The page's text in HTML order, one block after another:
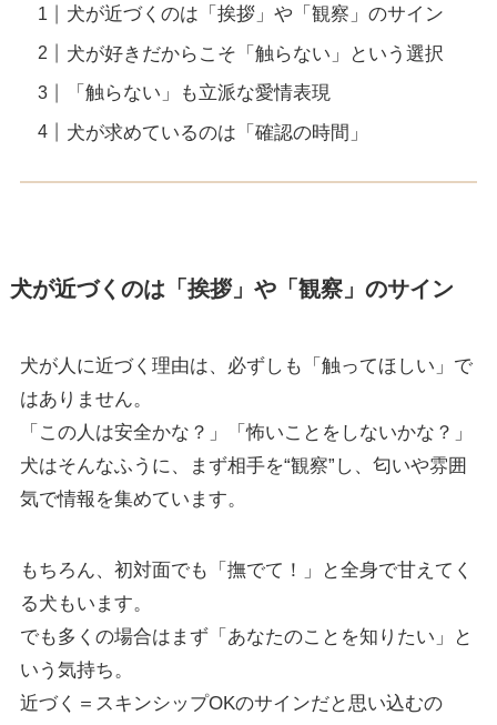
犬が近づくのは「挨拶」や「観察」のサイン
犬が好きだからこそ「触らない」という選択
「触らない」も立派な愛情表現
犬が求めているのは「確認の時間」
犬が近づくのは「挨拶」や「観察」のサイン
犬が人に近づく理由は、必ずしも「触ってほしい」で
はありません。
「この人は安全かな？」「怖いことをしないかな？」
犬はそんなふうに、まず相手を“観察”し、匂いや雰囲
気で情報を集めています。
もちろん、初対面でも「撫でて！」と全身で甘えてく
る犬もいます。
でも多くの場合はまず「あなたのことを知りたい」と
いう気持ち。
近づく＝スキンシップOKのサインだと思い込むの